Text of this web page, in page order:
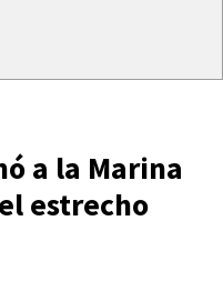
a la Marina
estrecho